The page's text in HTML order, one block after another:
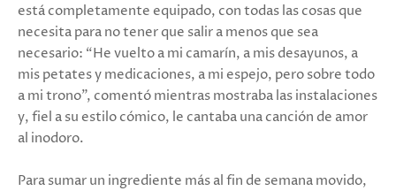
está completamente equipado, con todas las cosas que
necesita para no tener que salir a menos que sea
necesario: “He vuelto a mi camarín, a mis desayunos, a
mis petates y medicaciones, a mi espejo, pero sobre todo
a mi trono”, comentó mientras mostraba las instalaciones
y, fiel a su estilo cómico, le cantaba una canción de amor
al inodoro.
Para sumar un ingrediente más al fin de semana movido,